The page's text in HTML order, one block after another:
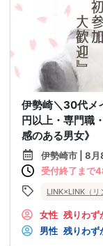
伊勢崎＼30代
円以上・専門職
感のある男女》
伊勢崎市 | 8
受付終了まで
LINK×LINK（リ
女性 残りわず
男性 残りわず